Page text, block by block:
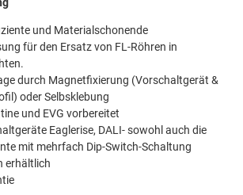
und Materialschonende
für den Ersatz von FL-Röhren in
durch Magnetfixierung (Vorschaltgerät &
oder Selbsklebung
und EVG vorbereitet
Eaglerise, DALI- sowohl auch die
mit mehrfach Dip-Switch-Schaltung
erhältlich